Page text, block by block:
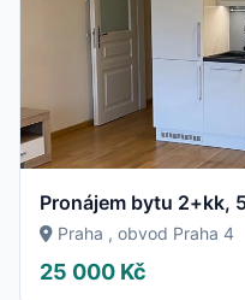
Praha , obvod Praha 4
25 000 Kč